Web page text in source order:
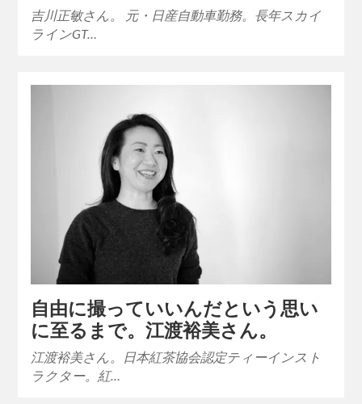
吉川正敏さん。 元・日産自動車勤務。長年スカイ
ラインGT…
自由に撮っていいんだという思い
に至るまで。江渡裕美さん。
江渡裕美さん。日本紅茶協会認定ティーインスト
ラクター。紅…